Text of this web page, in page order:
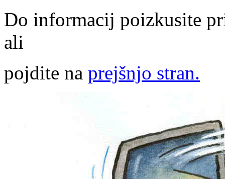
Do informacij poizkusite
ali
pojdite na prejšnjo stran.